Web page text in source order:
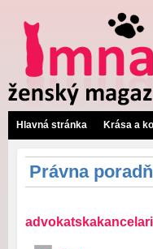
Hlavná stránka Krása a
Právna